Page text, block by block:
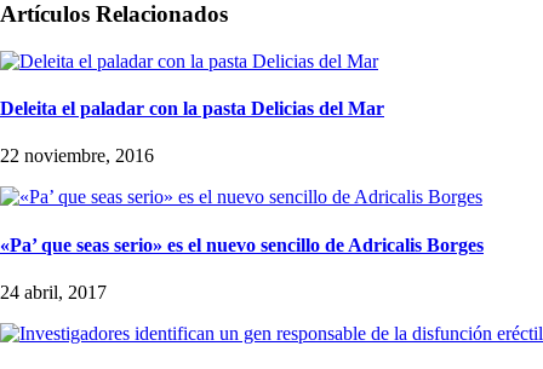
Artículos Relacionados
Deleita el paladar con la pasta Delicias del Mar
22 noviembre, 2016
«Pa’ que seas serio» es el nuevo sencillo de Adricalis Borges
24 abril, 2017